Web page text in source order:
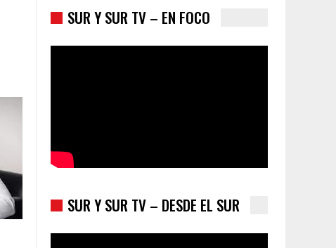
SUR Y SUR TV – EN FOCO
SUR Y SUR TV – DESDE EL SUR